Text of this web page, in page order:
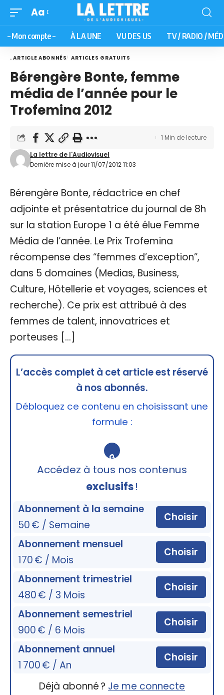
Aa
– Mon compte – À LA UNE VU DES US TV / RADIO /
. ARTICLE ABONNÉS ARTICLES GRATUITS
Bérengère Bonte, femme
média de l’année pour le
Trofemina 2012
Dernière mise à jour 11/07/2012 11:03
La lettre de l'Audiovisuel
1 Min de lecture
Bérengère Bonte, rédactrice en chef
adjointe et présentatrice du journal de 8h
sur la station Europe 1 a été élue Femme
Média de l’année. Le Prix Trofemina
récompense des “femmes d’exception”,
dans 5 domaines (Medias, Business,
Culture, Hôtellerie et voyages, sciences et
recherche). Ce prix est attribué à des
femmes de talent, innovatrices et
porteuses […]
L’accès complet à cet article est réservé
à nos abonnés.
Débloquez ce contenu en choisissant une
formule :
🔒
Accédez à tous nos contenus
exclusifs!
Abonnement à la semaine
50 € / Semaine
Choisir
Abonnement mensuel
170 € / Mois
Choisir
Abonnement trimestriel
480 € / 3 Mois
Choisir
Abonnement semestriel
900 € / 6 Mois
Choisir
Abonnement annuel
1 700 € / An
Choisir
Déjà abonné ? Je me connecte